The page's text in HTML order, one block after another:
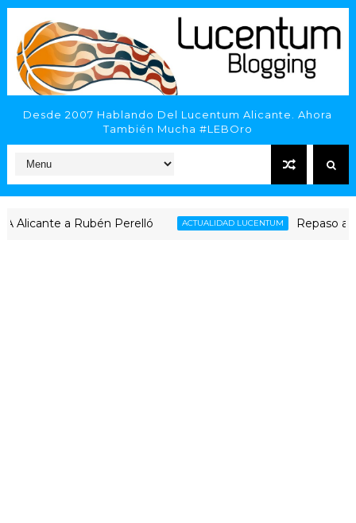
Desde 2007 Hablando Del Lucentum Alicante. Ahora
También Mucha #LEBOro
a Rubén Perelló ACTUALIDAD LUCENTUM Repaso al